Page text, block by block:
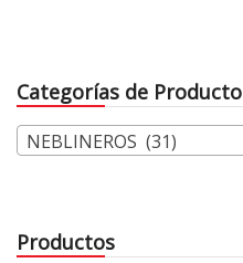
Categorías de Producto
NEBLINEROS (31)
Productos